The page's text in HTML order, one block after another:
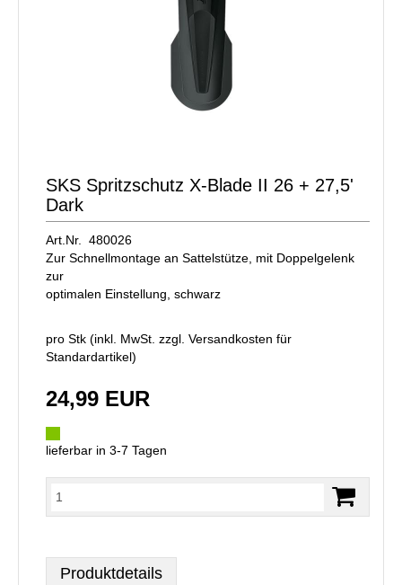
SKS Spritzschutz X-Blade II 26 + 27,5'
Dark
Art.Nr. 480026
Zur Schnellmontage an Sattelstütze, mit Doppelgelenk
zur
optimalen Einstellung, schwarz
pro Stk (inkl. MwSt. zzgl. Versandkosten für
Standardartikel)
24,99 EUR
lieferbar in 3-7 Tagen
Produktdetails